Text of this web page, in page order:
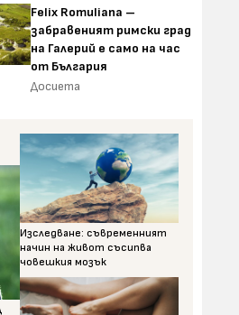
Felix Romuliana –
забравеният римски град
на Галерий е само на час
от България
Досиета
Изследване: съвременният
начин на живот съсипва
човешкия мозък